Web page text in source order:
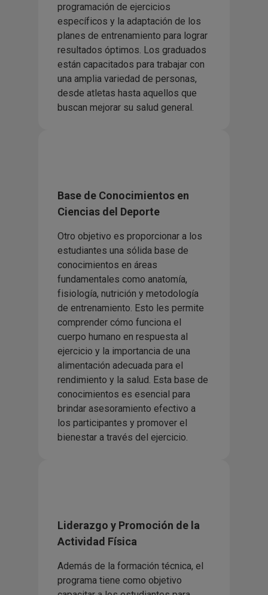
programación de ejercicios
específicos y la adaptación de los
planes de entrenamiento para lograr
resultados óptimos. Los graduados
están capacitados para trabajar con
una amplia variedad de personas,
desde atletas hasta aquellos que
buscan mejorar su salud general.
Base de Conocimientos en
Ciencias del Deporte
Otro objetivo es proporcionar a los
estudiantes una sólida base de
conocimientos en áreas
fundamentales como anatomía,
fisiología, nutrición y metodología
de entrenamiento. Esto les permite
comprender cómo funciona el
cuerpo humano en respuesta al
ejercicio y la importancia de una
alimentación adecuada para el
rendimiento y la salud. Esta base de
conocimientos es esencial para
brindar asesoramiento efectivo a
los participantes y promover el
bienestar a través del ejercicio.
Liderazgo y Promoción de la
Actividad Física
Además de la formación técnica, el
programa tiene como objetivo